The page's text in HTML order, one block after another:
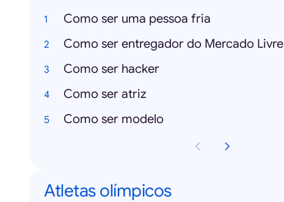
Como ser uma pessoa fria
Como ser entregador do Mercado Livre
Como ser hacker
Como ser atriz
Como ser modelo
Atletas olímpicos